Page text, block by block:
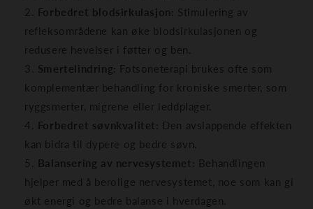
Forbedret blodsirkulasjon:
Stimulering av
refleksområdene kan øke blodsirkulasjonen og
redusere hevelser i føtter og ben.
Smertelindring:
Fotsoneterapi brukes ofte som
komplementær behandling for kroniske smerter, som
ryggsmerter, migrene eller leddplager.
Forbedret søvnkvalitet:
Den avslappende effekten
kan bidra til dypere og bedre søvn.
Balansering av nervesystemet:
Behandlingen
hjelper med å berolige nervesystemet, noe som kan gi
økt energi og bedre balanse i hverdagen.